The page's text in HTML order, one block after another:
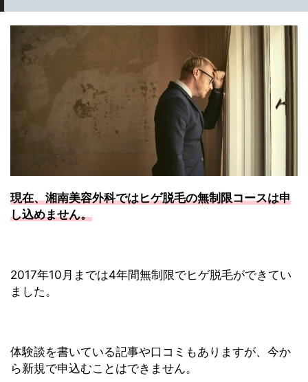
現在、湘南美容外科ではヒゲ脱毛の無制限コースは申
し込めません。
2017年10月までは4年間無制限でヒゲ脱毛ができてい
ました。
体験談を書いている記事や口コミもありますが、今か
ら新規で申込むことはできません。